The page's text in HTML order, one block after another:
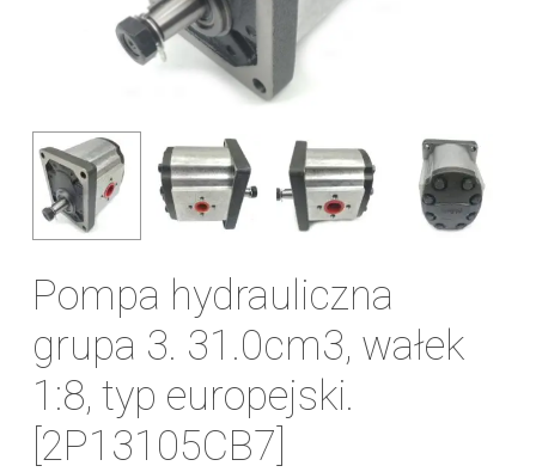
Pompa hydrauliczna
grupa 3. 31.0cm3, wałek
1:8, typ europejski.
[2P13105CB7]